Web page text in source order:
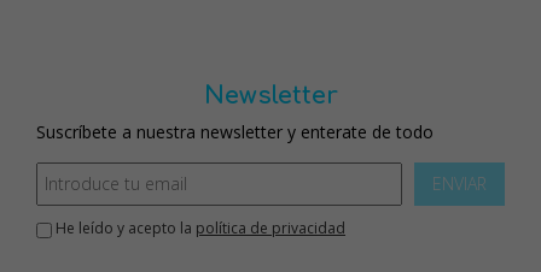
Newsletter
Suscríbete a nuestra newsletter y enterate de todo
ENVIAR
He leído y acepto la política de privacidad